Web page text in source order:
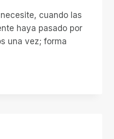
cuando las
haya pasado por
una vez; forma